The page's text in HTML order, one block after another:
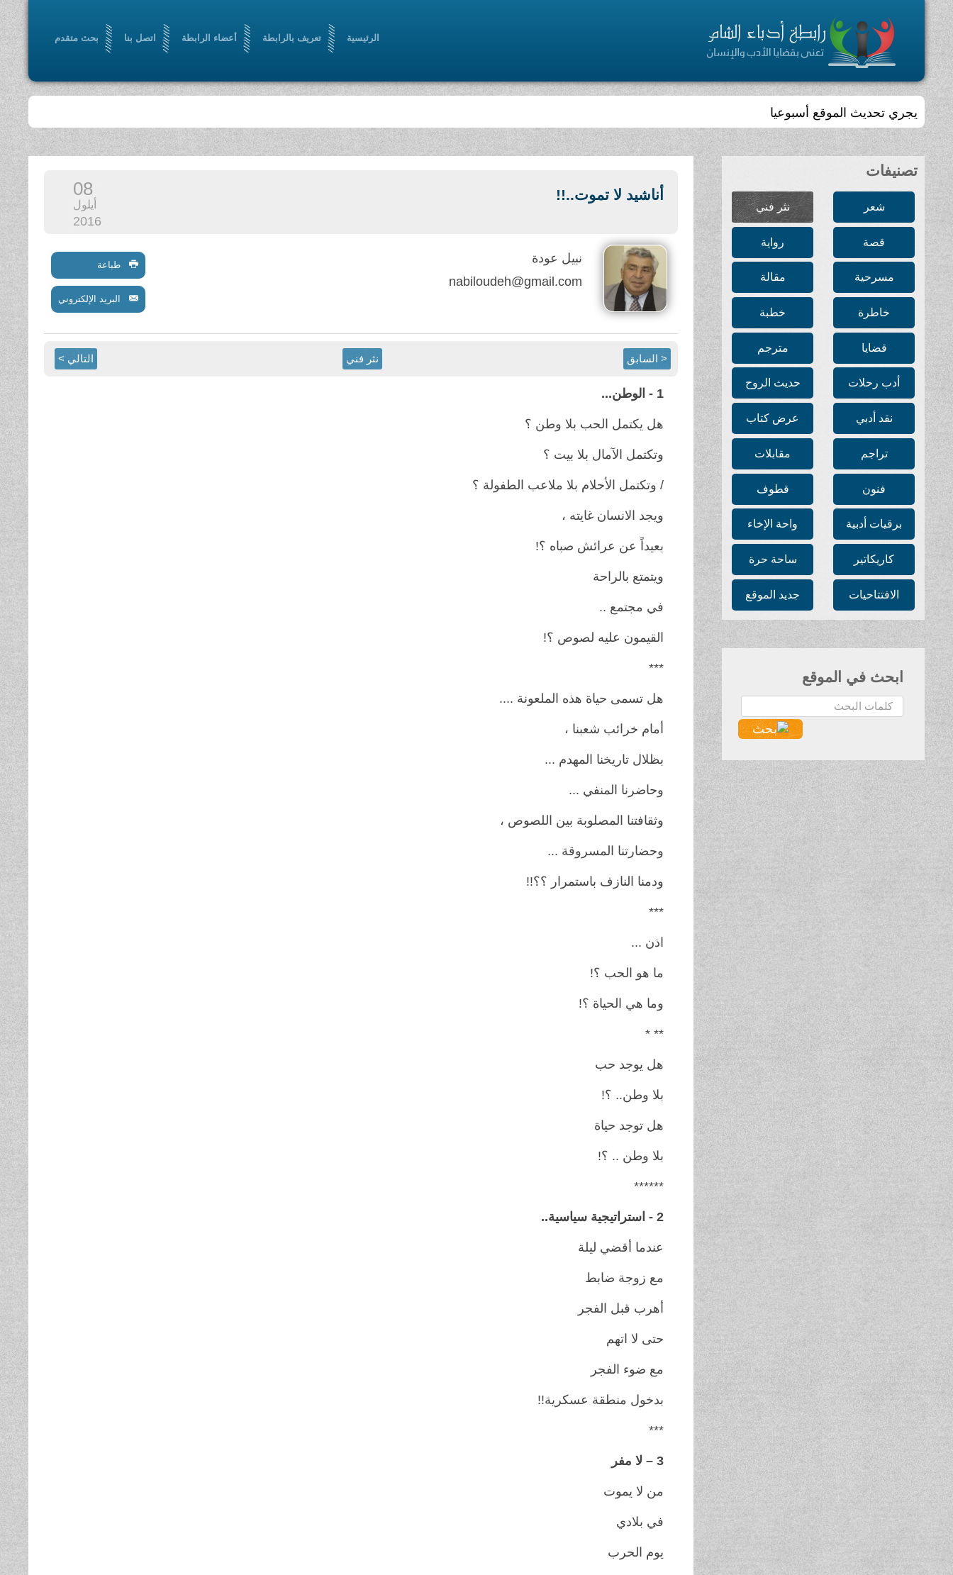
الرئيسية تعريف بالرابطة أعضاء الرابطة اتصل بنا بحث متقدم
يجري تحديث الموقع أسبوعيا
تصنيفات
شعر نثر فني
قصة رواية
مسرحية مقالة
خاطرة خطبة
قضايا مترجم
أدب رحلات حديث الروح
نقد أدبي عرض كتاب
تراجم مقابلات
فنون قطوف
برقيات أدبية واحة الإخاء
كاريكاتير ساحة حرة
الافتتاحيات جديد الموقع
ابحث في الموقع
البحث...
أناشيد لا تموت..!! 08
أيلول
2016
نبيل عودة
nabiloudeh@gmail.com
طباعة
البريد الإلكتروني
< السابق نثر فني التالي >
1 - الوطن...
هل يكتمل الحب بلا وطن ؟
وتكتمل الآمال بلا بيت ؟
/ وتكتمل الأحلام بلا ملاعب الطفولة ؟
ويجد الانسان غايته ،
بعيداً عن عرائش صباه ؟!
ويتمتع بالراحة
في مجتمع ..
القيمون عليه لصوص ؟!
***
هل تسمى حياة هذه الملعونة ....
أمام خرائب شعبنا ،
بظلال تاريخنا المهدم ...
وحاضرنا المنفي ...
وثقافتنا المصلوبة بين اللصوص ،
وحضارتنا المسروقة ...
ودمنا النازف باستمرار ؟؟!!
***
اذن ...
ما هو الحب ؟!
وما هي الحياة ؟!
** *
هل يوجد حب
بلا وطن.. ؟!
هل توجد حياة
بلا وطن .. ؟!
******
2 - استراتيجية سياسية..
عندما أقضي ليلة
مع زوجة ضابط
أهرب قبل الفجر
حتى لا اتهم
مع ضوء الفجر
بدخول منطقة عسكرية!!
***
3 – لا مفر
من لا يموت
في بلادي
يوم الحرب